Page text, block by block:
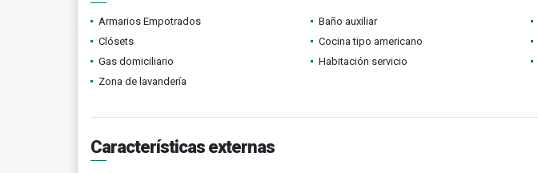
Armarios Empotrados Baño auxiliar
Clósets
Cocina tipo americano
Gas domiciliario
Habitación servicio
Zona de lavandería
Características externas